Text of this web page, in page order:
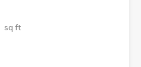
sq ft